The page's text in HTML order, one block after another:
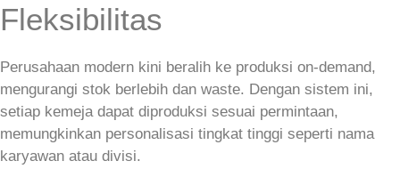
Fleksibilitas
Perusahaan modern kini beralih ke produksi on‑demand,
mengurangi stok berlebih dan waste. Dengan sistem ini,
setiap kemeja dapat diproduksi sesuai permintaan,
memungkinkan personalisasi tingkat tinggi seperti nama
karyawan atau divisi.